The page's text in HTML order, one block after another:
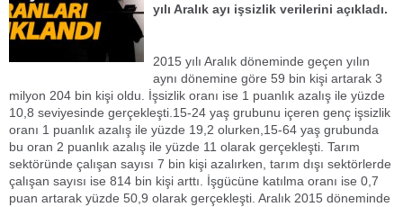
yılı Aralık ayı işsizlik verilerini açıkladı.
2015 yılı Aralık döneminde geçen yılın
aynı dönemine göre 59 bin kişi artarak 3
milyon 204 bin kişi oldu. İşsizlik oranı ise 1 puanlık azalış ile yüzde
10,8 seviyesinde gerçekleşti.15-24 yaş grubunu içeren genç işsizlik
oranı 1 puanlık azalış ile yüzde 19,2 olurken,15-64 yaş grubunda
bu oran 2 puanlık azalış ile yüzde 11 olarak gerçekleşti. Tarım
sektöründe çalışan sayısı 7 bin kişi azalırken, tarım dışı sektörlerde
çalışan sayısı ise 814 bin kişi arttı. İşgücüne katılma oranı ise 0,7
puan artarak yüzde 50,9 olarak gerçekleşti. Aralık 2015 döneminde